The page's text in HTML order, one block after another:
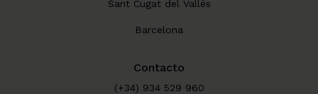
Sant Cugat del Vallès
Barcelona
Contacto
(+34) 934 529 960